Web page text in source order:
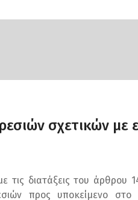
σχετικών με
τις διατάξεις του
προς υποκείμενο